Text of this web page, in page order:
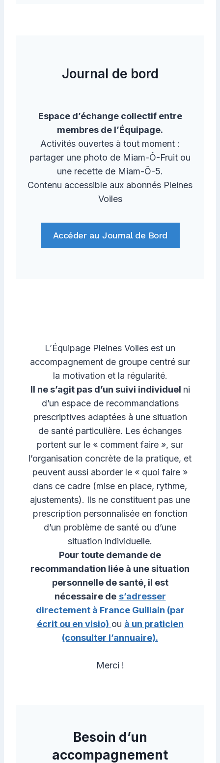
Journal de bord
Espace d’échange collectif entre
membres de l’Équipage.
Activités ouvertes à tout moment :
partager une photo de Miam-Ô-Fruit ou
une recette de Miam-Ô-5.
Contenu accessible aux abonnés Pleines
Voiles
Accéder au Journal de Bord
L’Équipage Pleines Voiles est un
accompagnement de groupe centré sur
la motivation et la régularité.
Il ne s’agit pas d’un suivi individuel ni
d’un espace de recommandations
prescriptives adaptées à une situation
de santé particulière. Les échanges
portent sur le « comment faire », sur
l’organisation concrète de la pratique, et
peuvent aussi aborder le « quoi faire »
dans ce cadre (mise en place, rythme,
ajustements). Ils ne constituent pas une
prescription personnalisée en fonction
d’un problème de santé ou d’une
situation individuelle.
Pour toute demande de
recommandation liée à une situation
personnelle de santé, il est
nécessaire de s’adresser
directement à France Guillain (par
écrit ou en visio) ou à un praticien
(consulter l’annuaire).
Merci !
Besoin d’un
accompagnement